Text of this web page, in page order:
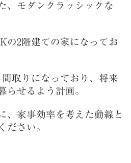
、モダンクラッシックな
の2階建ての家になってお
取りになっており、将来
らせるよう計画。
、家事効率を考えた動線と
ださい。